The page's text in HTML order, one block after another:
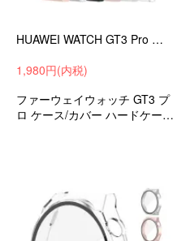
HUAWEI WATCH GT3 Pro ケース 43mm カバー クリア メッキ 保護ケース/カバー ファーウェイウォッチ GT3 プロ シンプル ハードケース PDK4-43
1,980円(内税)
ファーウェイウォッチ GT3 プ
ロ ケース/カバー ハードケー